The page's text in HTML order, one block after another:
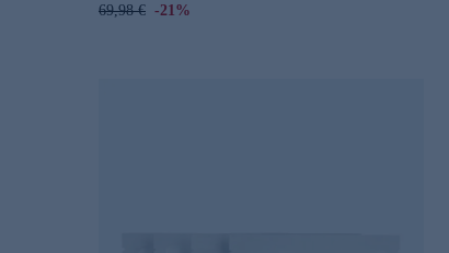
69,98 € -21%